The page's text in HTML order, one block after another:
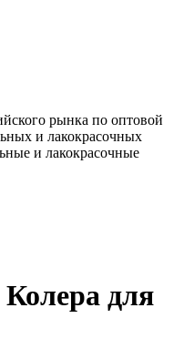
рынка по оптовой
и лакокрасочных
и лакокрасочные
для